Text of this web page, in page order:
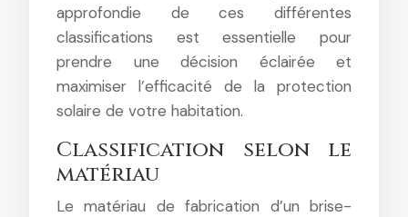
approfondie de ces différentes
classifications est essentielle pour
prendre une décision éclairée et
maximiser l’efficacité de la protection
solaire de votre habitation.
Classification selon le
matériau
Le matériau de fabrication d’un brise-